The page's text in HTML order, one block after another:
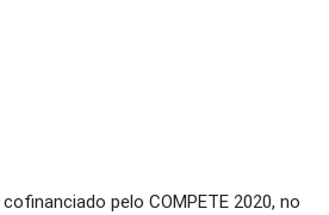
pelo COMPETE 2020, no